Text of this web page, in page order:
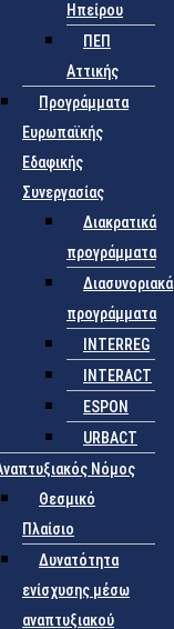
Ηπείρου
ΠΕΠ
Αττικής
Προγράμματα
Ευρωπαϊκής
Εδαφικής
Συνεργασίας
Διακρατικά
προγράμματα
Διασυνοριακά
προγράμματα
INTERREG
INTERACT
ESPON
URBACT
Νόμος
Θεσμικό
Πλαίσιο
Δυνατότητα
ενίσχυσης μέσω
αναπτυξιακού